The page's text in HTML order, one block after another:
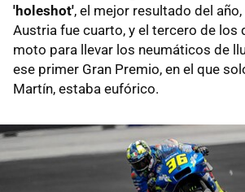
'holeshot', el mejor resultado del
Austria fue cuarto, y el tercero de los
moto para llevar los neumáticos de
ese primer Gran Premio, en el que
Martín, estaba eufórico.